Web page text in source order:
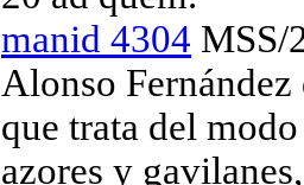
manid 4304 MSS/
Alonso
que trata del
azores y